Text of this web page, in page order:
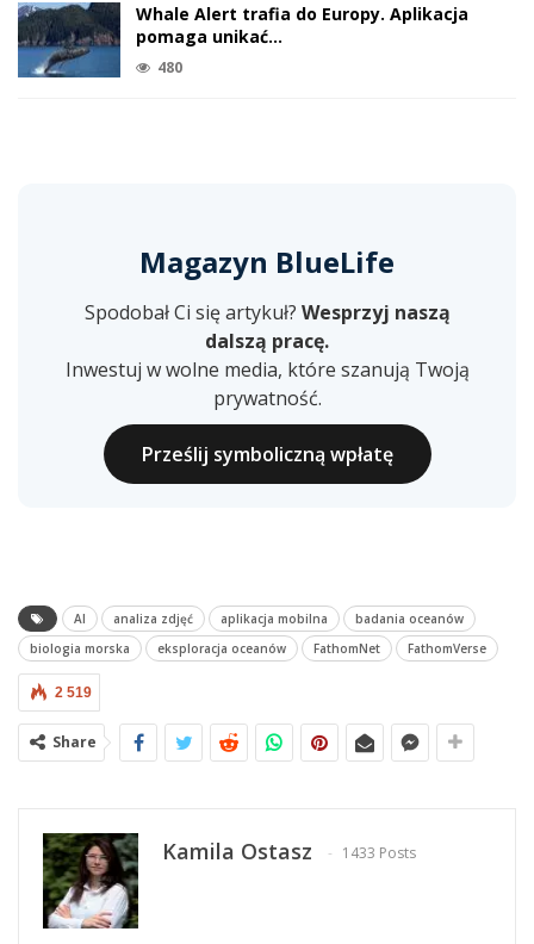
Whale Alert trafia do Europy. Aplikacja
pomaga unikać…
480
Magazyn BlueLife
Spodobał Ci się artykuł? Wesprzyj naszą
dalszą pracę.
Inwestuj w wolne media, które szanują Twoją
prywatność.
Prześlij symboliczną wpłatę
AI analiza zdjęć aplikacja mobilna
badania oceanów
biologia morska
eksploracja oceanów FathomNet FathomVerse
2 519
Share
Kamila Ostasz 1433 Posts